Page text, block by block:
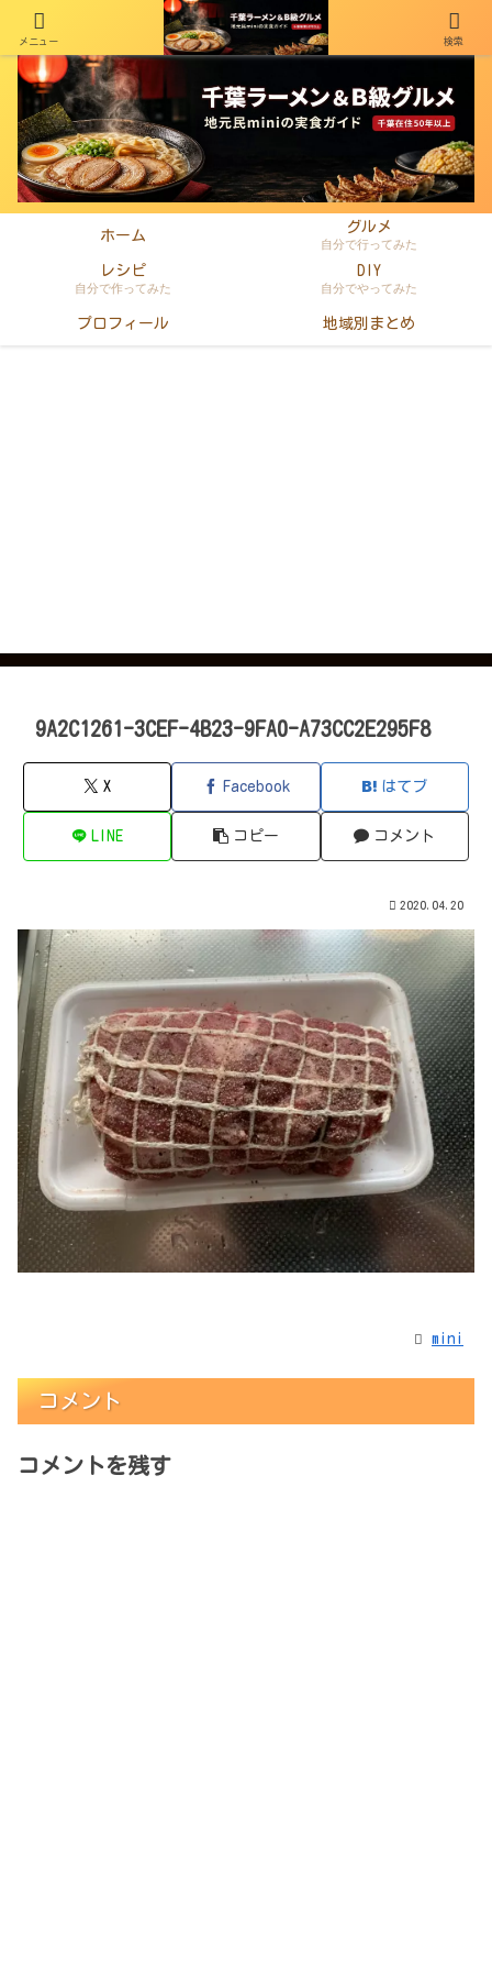
千葉在住50年以上のminiがラーメン・町中華・B級グルメを本音レビュー
ホーム
グルメ
自分で行ってみた
レシピ
自分で作ってみた
DIY
自分でやってみた
プロフィール 地域別まとめ
9A2C1261-3CEF-4B23-9FA0-A73CC2E295F8
X Facebook はてブ
LINE コピー コメント
2020.04.20
mini
コメント
コメントを残す
メニュー 検索